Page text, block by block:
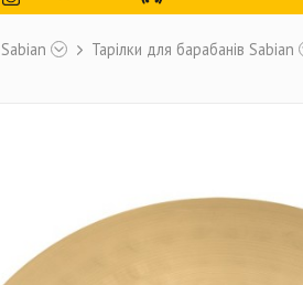
Sabian Тарілки для барабанів Sabian